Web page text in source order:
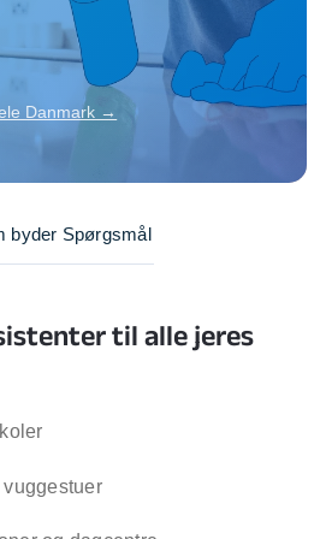
Danmark →
byder Spørgsmål
til alle jeres